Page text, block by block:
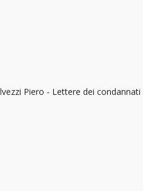
Piero - Lettere dei